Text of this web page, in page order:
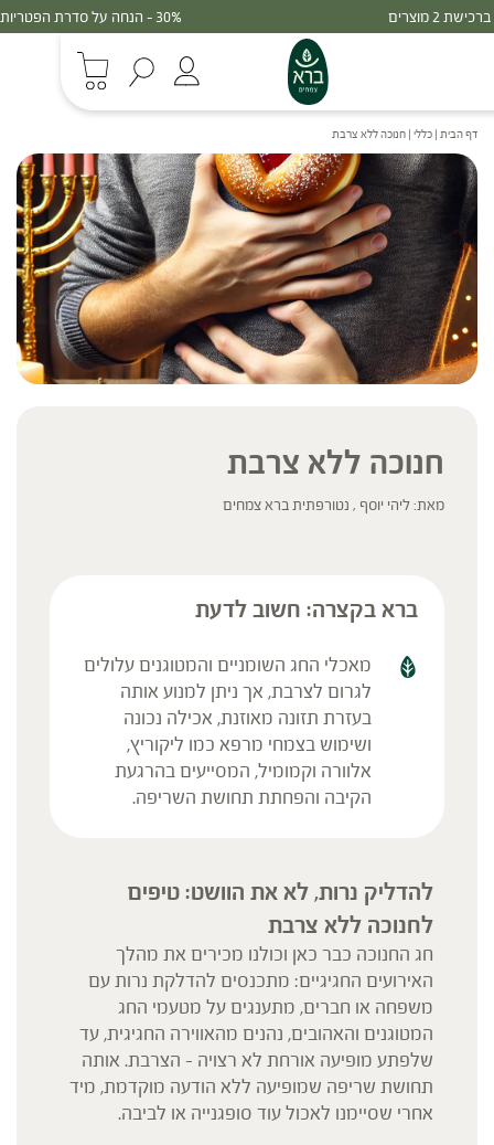
30% - הנחה על סדרת הפטריות ברכישת 3 מוצרים
דף הבית | כללי | חנוכה ללא צרבת
חנוכה ללא צרבת
מאת: ליהי יוסף , נטורפתית ברא צמחים
ברא בקצרה: חשוב לדעת
מאכלי החג השומניים והמטוגנים עלולים
לגרום לצרבת, אך ניתן למנוע אותה
בעזרת תזונה מאוזנת, אכילה נכונה
ושימוש בצמחי מרפא כמו ליקוריץ,
אלוורה וקמומיל, המסייעים בהרגעת
הקיבה והפחתת תחושת השריפה.
להדליק נרות, לא את הוושט: טיפים
לחנוכה ללא צרבת
חג החנוכה כבר כאן וכולנו מכירים את מהלך
האירועים החגיגיים: מתכנסים להדלקת נרות עם
משפחה או חברים, מתענגים על מטעמי החג
המטוגנים והאהובים, נהנים מהאווירה החגיגית, עד
שלפתע מופיעה אורחת לא רצויה – הצרבת. אותה
תחושת שריפה שמופיעה ללא הודעה מוקדמת, מיד
אחרי שסיימנו לאכול עוד סופגנייה או לביבה.